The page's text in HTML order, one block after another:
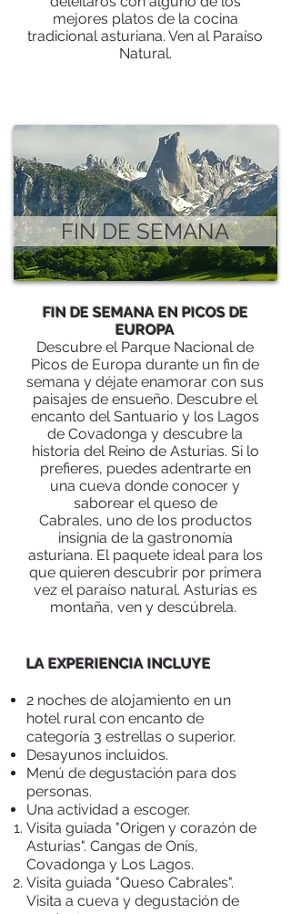
mejores platos de la cocina
tradicional asturiana. Ven al Paraíso
Natural.
FIN DE SEMANA
FIN DE SEMANA EN PICOS DE
EUROPA
Descubre el Parque Nacional de
Picos de Europa durante un fin de
semana y déjate enamorar con sus
paisajes de ensueño. Descubre el
encanto del Santuario y los Lagos
de Covadonga y descubre la
historia del Reino de Asturias. Si lo
prefieres, puedes adentrarte en
una cueva donde conocer y
saborear el queso de
Cabrales, uno de los productos
insignia de la gastronomía
asturiana. El paquete ideal para los
que quieren descubrir por primera
vez el paraíso natural. Asturias es
montaña, ven y descúbrela.
LA EXPERIENCIA INCLUYE
2 noches de alojamiento en un
hotel rural con encanto de
categoría 3 estrellas o superior.
Desayunos incluidos.
Menú de degustación para dos
personas.
Una actividad a escoger.
V​isita guiada "Origen y corazón de
Asturias". Cangas de Onís,
Covadonga y Los Lagos.
Visita guiada "Queso Cabrales".
Visita a cueva y degustación de